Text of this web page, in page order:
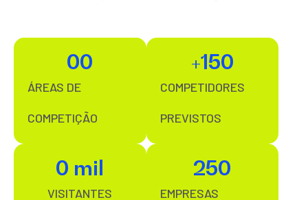
ÁREAS DE
COMPETIÇÃO
00
COMPETIDORES
PREVISTOS
+150
VISITANTES
0 mil
EMPRESAS
250